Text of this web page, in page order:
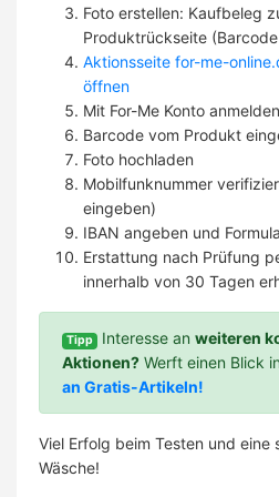
Foto erstellen: Kaufbeleg
Produktrückseite
Aktionsseite for-me-
öffnen
Mit For-Me Konto
Barcode vom Produkt
Foto hochladen
Mobilfunknummer
eingeben)
IBAN angeben und
Erstattung nach Prüfung
innerhalb von 30 Tagen
Tipp Interesse anweiteren
Aktionen? Werft einen Blick
an Gratis-Artikeln!
Viel Erfolg beim Testen und eine
Wäsche!